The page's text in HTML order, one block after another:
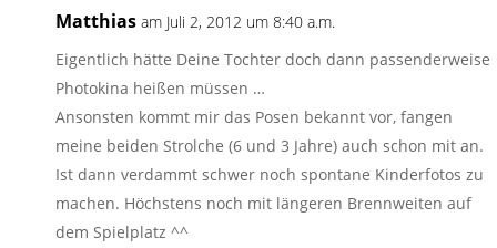
Matthias am Juli 2, 2012 um 8:40 a.m.
Eigentlich hätte Deine Tochter doch dann passenderweise
Photokina heißen müssen …
Ansonsten kommt mir das Posen bekannt vor, fangen
meine beiden Strolche (6 und 3 Jahre) auch schon mit an.
Ist dann verdammt schwer noch spontane Kinderfotos zu
machen. Höchstens noch mit längeren Brennweiten auf
dem Spielplatz ^^